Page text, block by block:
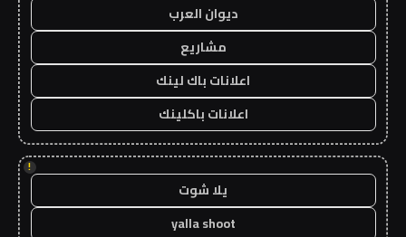
ديوان العرب
مشاريع
اعلانات باك لينك
اعلانات باكلينك
!
يلا شوت
yalla shoot